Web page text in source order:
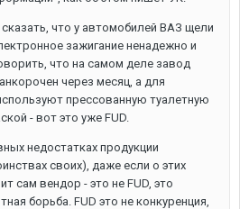
что у автомобилей ВАЗ щели
зажигание ненадежно и
что на самом деле завод
через месяц, а для
прессованную туалетную
- вот это уже FUD.
недостатках продукции
своих), даже если о этих
сам вендор - это не FUD, это
борьба. FUD это не конкуренция,